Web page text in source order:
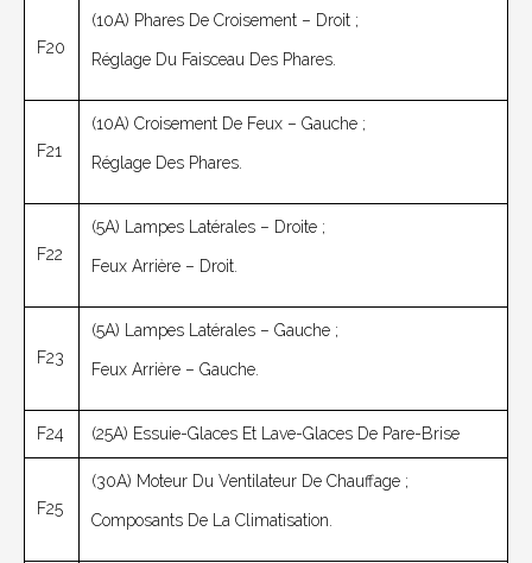
F20
(10A) Phares De Croisement – Droit ;
Réglage Du Faisceau Des Phares.
F21
(10A) Croisement De Feux – Gauche ;
Réglage Des Phares.
F22
(5A) Lampes Latérales – Droite ;
Feux Arrière – Droit.
F23
(5A) Lampes Latérales – Gauche ;
Feux Arrière – Gauche.
F24 (25A) Essuie-Glaces Et Lave-Glaces De Pare-Brise
F25
(30A) Moteur Du Ventilateur De Chauffage ;
Composants De La Climatisation.